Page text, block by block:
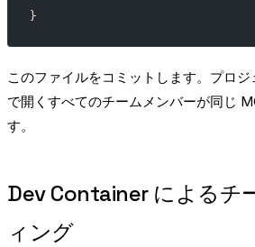
}
このファイルをコミットします。プロ
で開くすべてのチームメンバーが同じ
す。
Dev Container によるチ
ィング